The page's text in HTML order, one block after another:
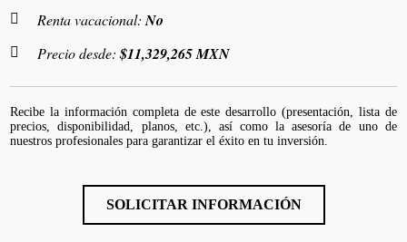
Renta vacacional:No
Precio desde:$11,329,265 MXN
Recibe la información completa de este desarrollo (presentación, lista de
precios, disponibilidad, planos, etc.), así como la asesoría de uno de
nuestros profesionales para garantizar el éxito en tu inversión.
SOLICITAR INFORMACIÓN